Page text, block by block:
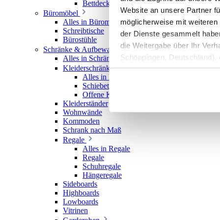
Website an unsere Partner
möglicherweise mit
der Dienste gesammelt
die Weitergabe über Ihr
Schöppingen,
Produktverbesserungen,
Bettdecken
Büromöbel
Alles in Büromöbel
Schreibtische
Bürostühle
Schränke & Aufbewahrung
Alles in Schränke & Aufbewahrung
Kleiderschränke
Alles in Kleiderschränke
Schiebetürenschränke
Offene Kleiderschränke
Kleiderständer
Wohnwände
Kommoden
Schrank nach Maß
Regale
Alles in Regale
Regale
Schuhregale
Hängeregale
Sideboards
Highboards
Lowboards
Vitrinen